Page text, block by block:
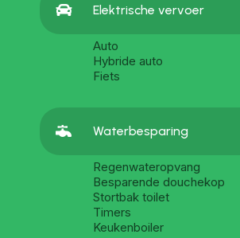
 Elektrische vervoer
Auto
Hybride auto
Fiets
 Waterbesparing
Regenwateropvang
Besparende douchekop
Stortbak toilet
Timers
Keukenboiler